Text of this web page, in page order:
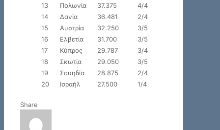
13
Πολωνία 37.375
4/4
14
Δανία 36.481
2/4
15
Αυστρία 32.250
3/5
16
Ελβετία 31.700
3/5
17
Κύπρος 29.787
3/4
18
Σκωτία 29.050
3/5
19
Σουηδία 28.875
2/4
20
Ισραήλ 27.500 1/4
Share